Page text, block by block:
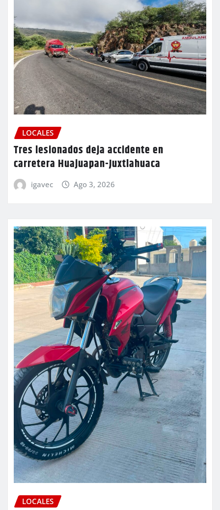
LOCALES
Tres lesionados deja accidente en
carretera Huajuapan-Juxtlahuaca
igavec Ago 3, 2026
LOCALES